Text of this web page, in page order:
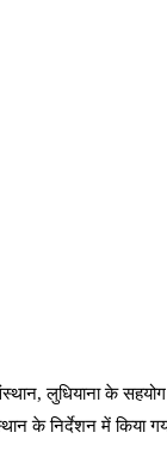
लुधियाना के
के निर्देशन में किया